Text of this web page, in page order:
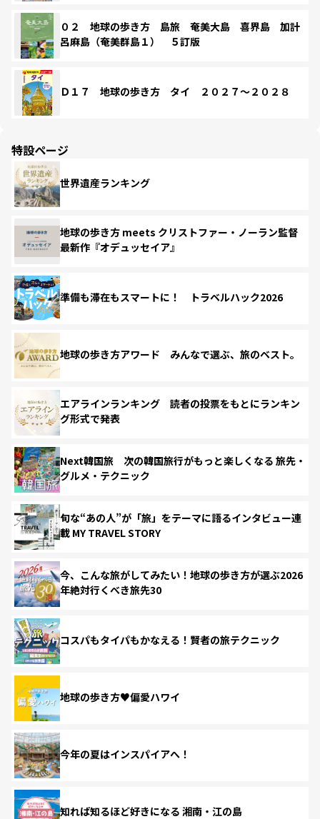
０２ 地球の歩き方 島旅 奄美大島 喜界島 加計
呂麻島（奄美群島１） ５訂版
Ｄ１７ 地球の歩き方 タイ ２０２７～２０２８
特設ページ
世界遺産ランキング
地球の歩き方 meets クリストファー・ノーラン監督
最新作『オデュッセイア』
準備も滞在もスマートに！ トラベルハック2026
地球の歩き方アワード みんなで選ぶ、旅のベスト。
エアラインランキング 読者の投票をもとにランキン
グ形式で発表
Next韓国旅 次の韓国旅行がもっと楽しくなる 旅先・
グルメ・テクニック
旬な“あの人”が「旅」をテーマに語るインタビュー連
載 MY TRAVEL STORY
今、こんな旅がしてみたい！地球の歩き方が選ぶ2026
年絶対行くべき旅先30
コスパもタイパもかなえる！賢者の旅テクニック
地球の歩き方♥偏愛ハワイ
今年の夏はインスパイアへ！
知れば知るほど好きになる 湘南・江の島